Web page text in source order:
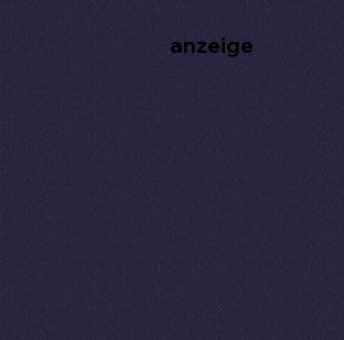
anzeige